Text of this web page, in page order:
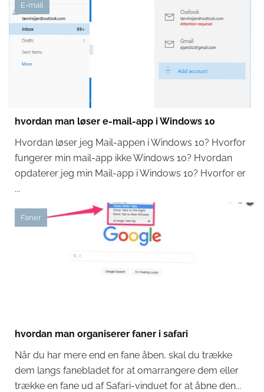
E-mail
hvordan man løser e-mail-app i Windows 10
Hvordan løser jeg Mail-appen i Windows 10? Hvorfor
fungerer min mail-app ikke Windows 10? Hvordan
opdaterer jeg min Mail-app i Windows 10? Hvorfor er
...
Faner
hvordan man organiserer faner i safari
Når du har mere end en fane åben, skal du trække
dem langs fanebladet for at omarrangere dem eller
trække en fane ud af Safari-vinduet for at åbne den...